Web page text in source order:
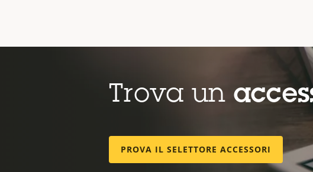
Trova un
PROVA IL SELETTORE ACCESSORI